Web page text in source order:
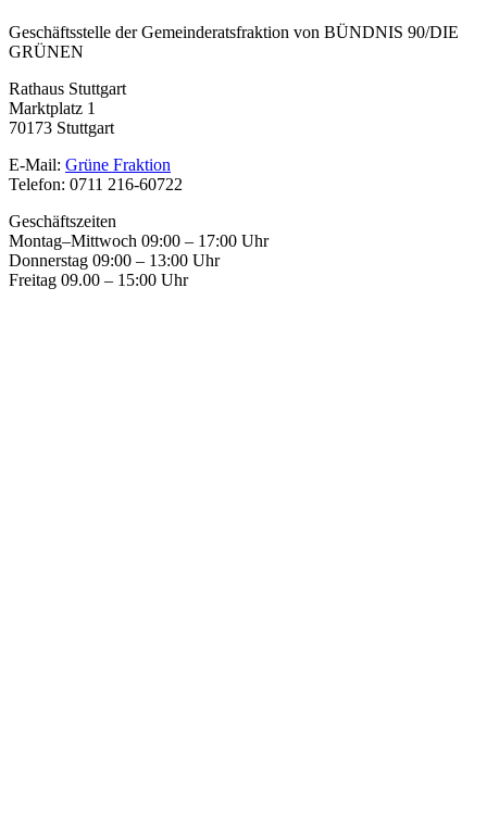
Geschäftsstelle der Gemeinderatsfraktion von BÜNDNIS 90/DIE
GRÜNEN
Rathaus Stuttgart
Marktplatz 1
70173 Stuttgart
E-Mail: Grüne Fraktion
Telefon: 0711 216-60722
Geschäftszeiten
Montag–Mittwoch 09:00 – 17:00 Uhr
Donnerstag 09:00 – 13:00 Uhr
Freitag 09.00 – 15:00 Uhr